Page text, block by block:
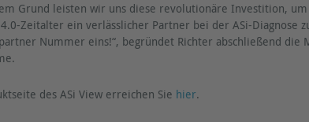
Grund leisten wir uns diese revolutionäre Investition,
Zeitalter ein verlässlicher Partner bei der ASi-Diagnose
Nummer eins!“, begründet Richter abschließend die
des ASi View erreichen Sie hier.